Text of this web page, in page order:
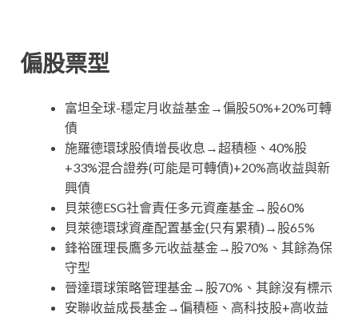
偏股票型
富坦全球-穩定月收益基金→偏股50%+20%可轉
債
施羅德環球股債增長收息→超積極、40%股
+33%混合證券(可能是可轉債)+20%高收益與新
興債
貝萊德ESG社會責任多元資產基金→股60%
貝萊德環球資產配置基金(只有累積)→股65%
鋒裕匯理長鷹多元收益基金→股70%、其餘為保
守型
晉達環球策略管理基金→股70%、其餘沒有標示
安聯收益成長基金→偏積極、高科技股+高收益